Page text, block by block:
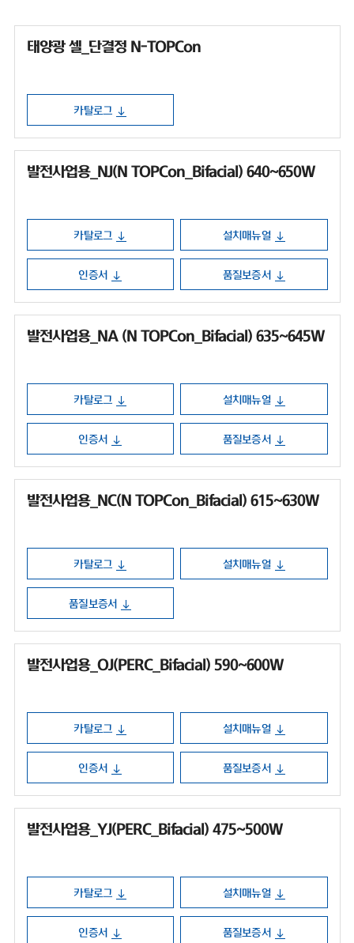
태양광 셀_단결정 N-TOPCon
카탈로그
발전사업용_NJ(N TOPCon_Bifacial) 640~650W
카탈로그 설치매뉴얼
인증서 품질보증서
발전사업용_NA (N TOPCon_Bifacial) 635~645W
카탈로그 설치매뉴얼
인증서 품질보증서
발전사업용_NC(N TOPCon_Bifacial) 615~630W
카탈로그 설치매뉴얼
품질보증서
발전사업용_OJ(PERC_Bifacial) 590~600W
카탈로그 설치매뉴얼
인증서 품질보증서
발전사업용_YJ(PERC_Bifacial) 475~500W
카탈로그 설치매뉴얼
인증서 품질보증서